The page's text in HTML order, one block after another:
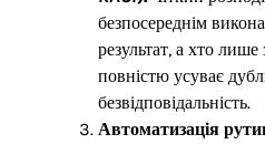
безпосереднім
результат, а хто
повністю усуває
безвідповідальність.
Автоматизація